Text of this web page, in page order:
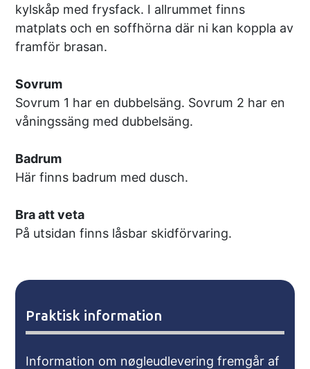
kylskåp med frysfack. I allrummet finns
matplats och en soffhörna där ni kan koppla av
framför brasan.
Sovrum
Sovrum 1 har en dubbelsäng. Sovrum 2 har en
våningssäng med dubbelsäng.
Badrum
Här finns badrum med dusch.
Bra att veta
På utsidan finns låsbar skidförvaring.
Praktisk information
Information om nøgleudlevering fremgår af